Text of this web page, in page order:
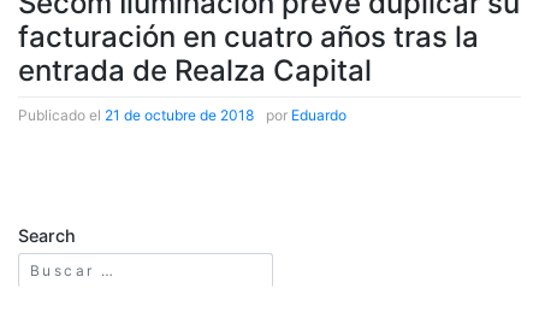
facturación en cuatro años tras la
entrada de Realza Capital
Publicado el 21 de octubre de 2018 por Eduardo
Search